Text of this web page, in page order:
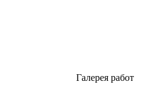
Галерея работ